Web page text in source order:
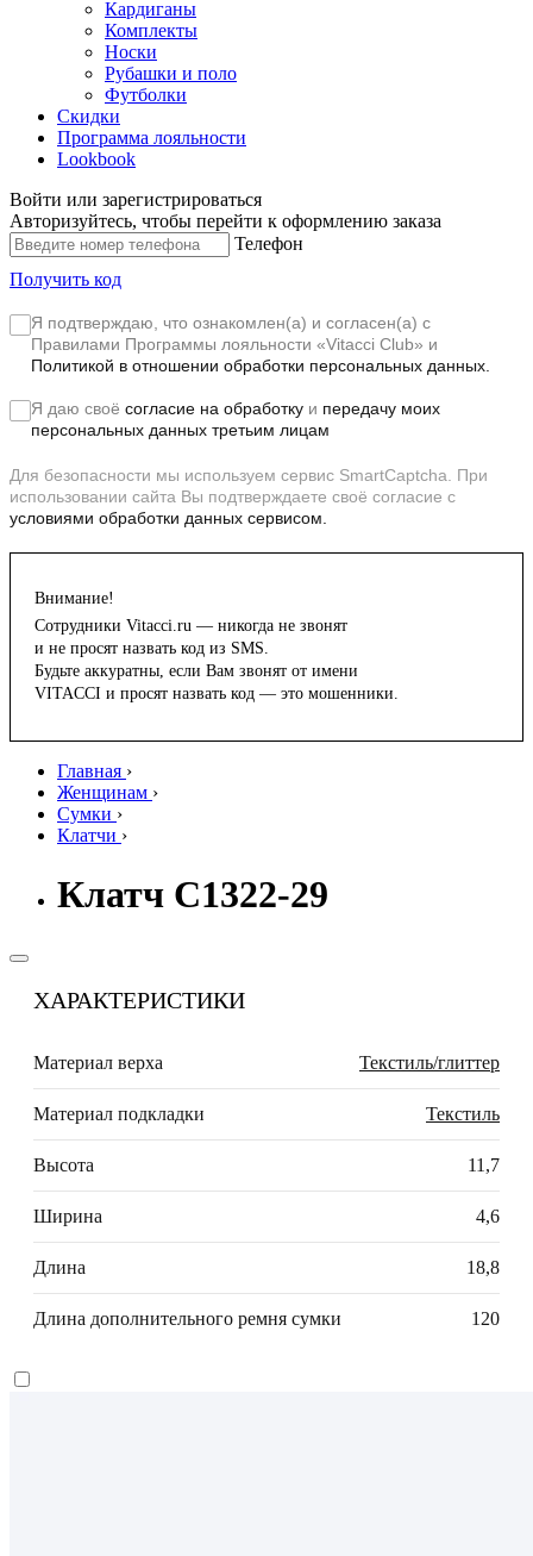
Кардиганы
Комплекты
Носки
Рубашки и поло
Футболки
Скидки
Программа лояльности
Lookbook
Войти или зарегистрироваться
Авторизуйтесь, чтобы перейти к оформлению заказа
Телефон
Получить код
Я подтверждаю, что ознакомлен(а) и согласен(а) с
Правилами Программы лояльности «Vitacci Club» и
Политикой в отношении обработки персональных данных.
Я даю своё согласие на обработку и передачу моих
персональных данных третьим лицам
Для безопасности мы используем сервис SmartCaptcha. При
использовании сайта Вы подтверждаете своё согласие с
условиями обработки данных сервисом.
Внимание!
Сотрудники Vitacci.ru — никогда не звонят
и не просят назвать код из SMS.
Будьте аккуратны, если Вам звонят от имени
VITACCI и просят назвать код — это мошенники.
Главная ›
Женщинам ›
Сумки ›
Клатчи ›
Клатч C1322-29
ХАРАКТЕРИСТИКИ
Материал верха Текстиль/глиттер
Материал подкладки Текстиль
Высота 11,7
Ширина 4,6
Длина 18,8
Длина дополнительного ремня сумки 120